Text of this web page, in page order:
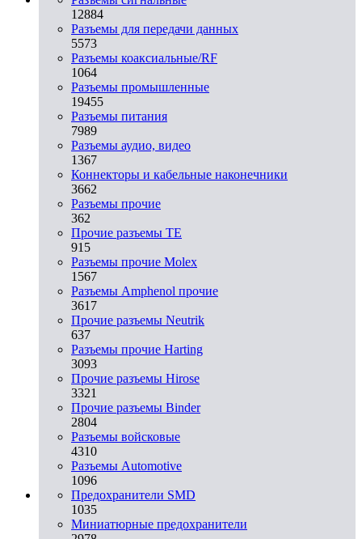
12884
Разъeмы для передачи данных
5573
Разъeмы коаксиальные/RF
1064
Разъeмы промышленные
19455
Разъeмы питания
7989
Разъeмы аудио, видео
1367
Коннекторы и кабельные наконечники
3662
Разъeмы прочие
362
Прочие разъемы TE
915
Разъемы прочие Molex
1567
Разъемы Amphenol прочие
3617
Прочие разъемы Neutrik
637
Разъемы прочие Harting
3093
Прочие разъемы Hirose
3321
Прочие разъемы Binder
2804
Разъемы войсковые
4310
Разъeмы Automotive
1096
Предохранители SMD
1035
Миниатюрные предохранители